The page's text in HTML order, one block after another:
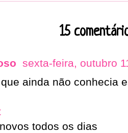
15
sexta-feira, outubro
ainda não conhecia
todos os dias